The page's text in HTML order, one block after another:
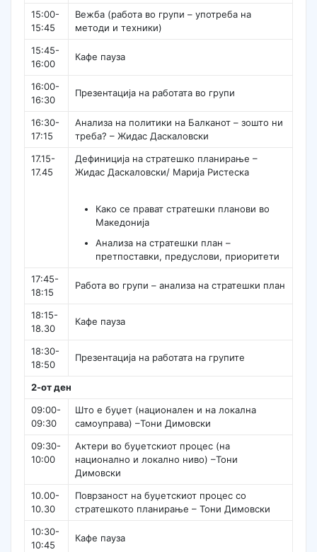
15:00-
15:45
Вежба (работа во групи – употреба на
методи и техники)
15:45-
16:00
Кафе пауза
16:00-
16:30
Презентација на работата во групи
16:30-
17:15
Анализа на политики на Балканот – зошто ни
треба? – Жидас Даскаловски
17.15-
17.45
Дефиниција на стратешко планирање –
Жидас Даскаловски/ Марија Ристеска
Како се прават стратешки планови во
Македонија
Анализа на стратешки план –
претпоставки, предуслови, приоритети
17:45-
18:15
Работа во групи – анализа на стратешки план
18:15-
18.30
Кафе пауза
18:30-
18:50
Презентација на работата на групите
2-от ден
09:00-
09:30
Што е буџет (национален и на локална
самоуправа) –Тони Димовски
09:30-
10:00
Актери во буџетскиот процес (на
национално и локално ниво) –Тони
Димовски
10.00-
10.30
Поврзаност на буџетскиот процес со
стратешкото планирање – Тони Димовски
10:30-
10:45
Кафе пауза